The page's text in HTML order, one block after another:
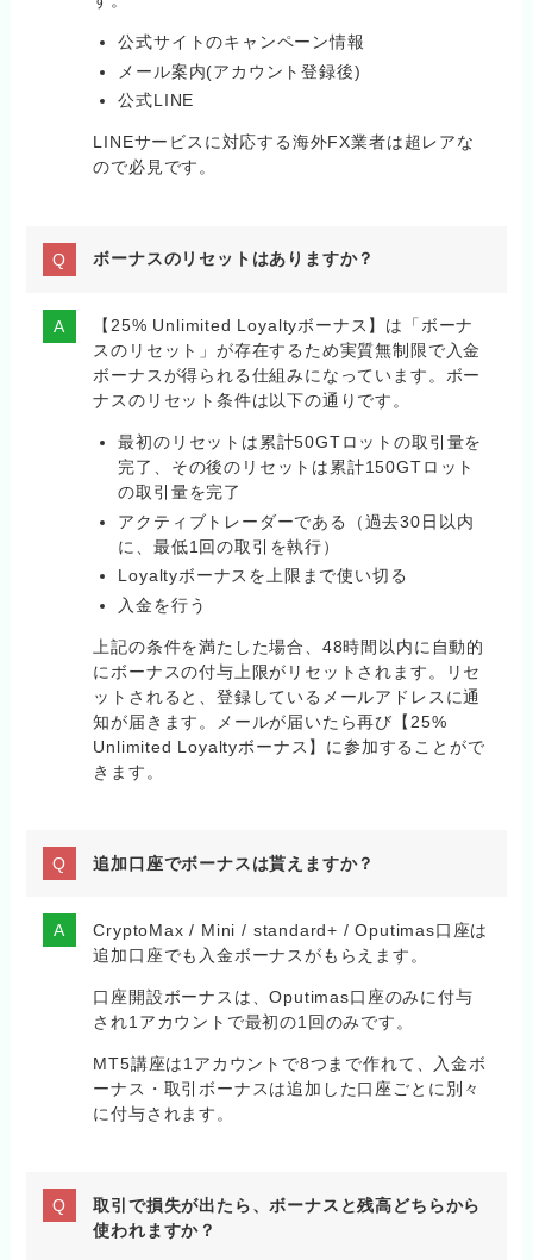
公式サイトのキャンペーン情報
メール案内(アカウント登録後)
公式LINE
LINEサービスに対応する海外FX業者は超レアな
ので必見です。
ボーナスのリセットはありますか？
【25% Unlimited Loyaltyボーナス】は「ボーナ
スのリセット」が存在するため実質無制限で入金
ボーナスが得られる仕組みになっています。ボー
ナスのリセット条件は以下の通りです。
最初のリセットは累計50GTロットの取引量を
完了、その後のリセットは累計150GTロット
の取引量を完了
アクティブトレーダーである（過去30日以内
に、最低1回の取引を執行）
Loyaltyボーナスを上限まで使い切る
入金を行う
上記の条件を満たした場合、48時間以内に自動的
にボーナスの付与上限がリセットされます。リセ
ットされると、登録しているメールアドレスに通
知が届きます。メールが届いたら再び【25%
Unlimited Loyaltyボーナス】に参加することがで
きます。
追加口座でボーナスは貰えますか？
CryptoMax / Mini / standard+ / Oputimas口座は
追加口座でも入金ボーナスがもらえます。
口座開設ボーナスは、Oputimas口座のみに付与
され1アカウントで最初の1回のみです。
MT5講座は1アカウントで8つまで作れて、入金ボ
ーナス・取引ボーナスは追加した口座ごとに別々
に付与されます。
取引で損失が出たら、ボーナスと残高どちらから
使われますか？